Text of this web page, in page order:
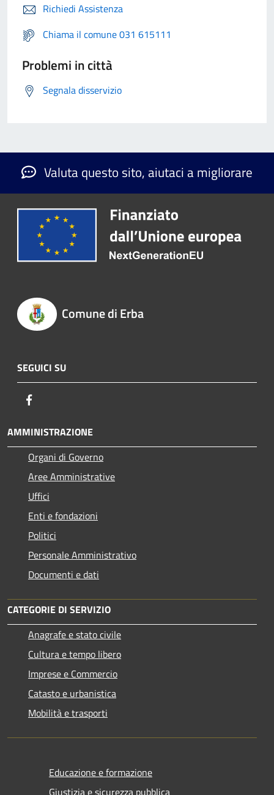
Richiedi Assistenza
Chiama il comune 031 615111
Problemi in città
Segnala disservizio
Valuta questo sito, aiutaci a migliorare
Comune di Erba
SEGUICI SU
AMMINISTRAZIONE
Organi di Governo
Aree Amministrative
Uffici
Enti e fondazioni
Politici
Personale Amministrativo
Documenti e dati
CATEGORIE DI SERVIZIO
Anagrafe e stato civile
Cultura e tempo libero
Imprese e Commercio
Catasto e urbanistica
Mobilità e trasporti
Educazione e formazione
Giustizia e sicurezza pubblica